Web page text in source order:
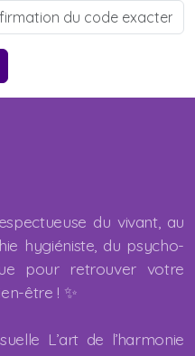
du vivant, au
hygiéniste, du psycho-
pour retrouver votre
être ! ✨
L’art de l’harmonie